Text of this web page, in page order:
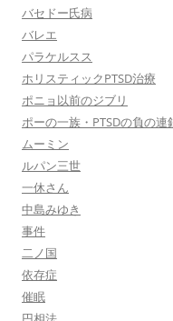
バセドー氏病
バレエ
パラケルスス
ホリスティックPTSD治療
ポニョ以前のジブリ
ポーの一族・PTSDの負の連
ムーミン
ルパン三世
一休さん
中島みゆき
事件
二ノ国
依存症
催眠